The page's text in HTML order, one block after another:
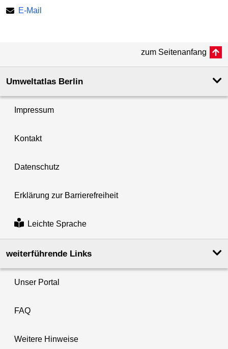
E-Mail
zum Seitenanfang
Umweltatlas Berlin
Impressum
Kontakt
Datenschutz
Erklärung zur Barrierefreiheit
Leichte Sprache
weiterführende Links
Unser Portal
FAQ
Weitere Hinweise